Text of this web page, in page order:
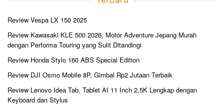
Review Vespa LX 150 2025
Review Kawasaki KLE 500 2026, Motor Adventure Jepang Murah
dengan Performa Touring yang Sulit Ditandingi
Review Honda Stylo 160 ABS Special Edition
Review DJI Osmo Mobile 8P, Gimbal Rp2 Jutaan Terbaik
Review Lenovo Idea Tab, Tablet AI 11 Inch 2,5K Lengkap dengan
Keyboard dan Stylus